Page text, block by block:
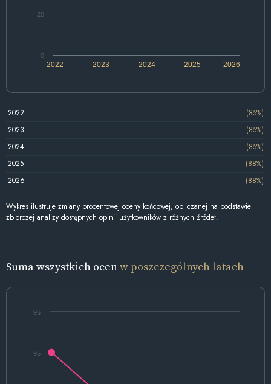
2022 2024 2026
2023 2025
0
20
2022
(85%)
2023
(85%)
2024
(85%)
2025
(88%)
2026
(88%)
Wykres ilustruje zmiany procentowej oceny końcowej, obliczanej na podstawie
zbiorczej analizy dostępnych opinii użytkowników z różnych źródeł.
Suma wszystkich ocenw poszczególnych latach
95
96